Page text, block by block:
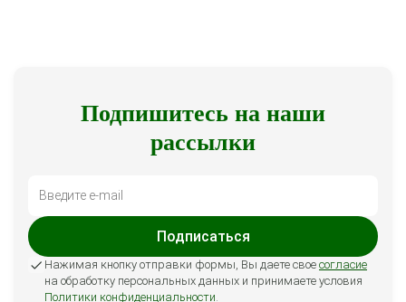
Подпишитесь на наши
рассылки
Подписаться
Нажимая кнопку отправки формы, Вы даете свое согласие
на обработку персональных данных и принимаете условия
Политики конфиденциальности.